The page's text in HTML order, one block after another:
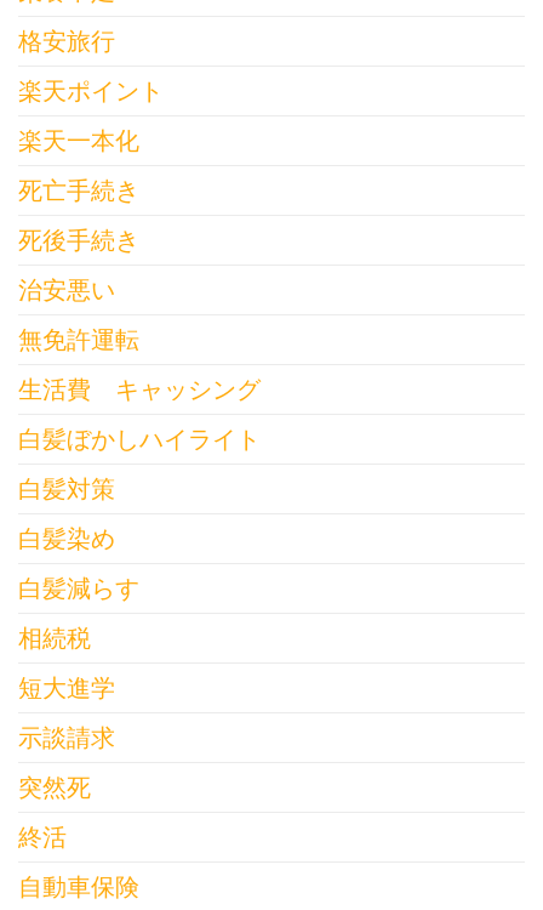
格安旅行
楽天ポイント
楽天一本化
死亡手続き
死後手続き
治安悪い
無免許運転
生活費 キャッシング
白髪ぼかしハイライト
白髪対策
白髪染め
白髪減らす
相続税
短大進学
示談請求
突然死
終活
自動車保険